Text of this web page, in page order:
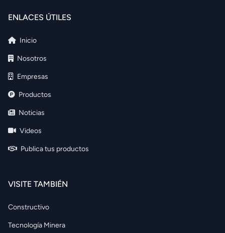
ENLACES ÚTILES
Inicio
Nosotros
Empresas
Productos
Noticias
Videos
Publica tus productos
VISITE TAMBIÉN
Constructivo
Tecnología Minera